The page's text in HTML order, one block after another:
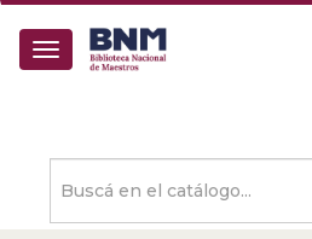
Buscá